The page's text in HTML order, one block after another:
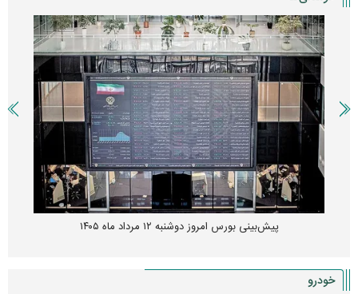
پیش‌بینی بورس امروز دوشنبه ۱۲ مرداد ماه ۱۴۰۵
خودرو